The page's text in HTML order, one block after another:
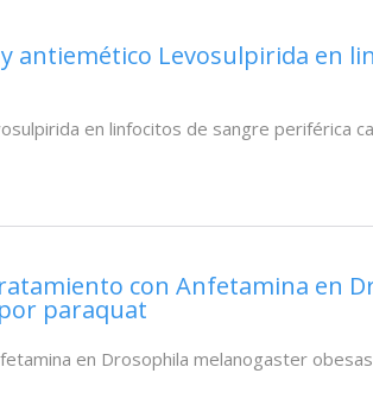
antiemético Levosulpirida en
en linfocitos de sangre periférica
con Anfetamina en
paraquat
en Drosophila melanogaster